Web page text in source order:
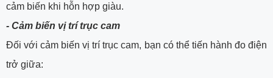
cảm biến khi hỗn hợp giàu.
- Cảm biến vị trí trục cam
Đối với cảm biến vị trí trục cam, bạn có thể tiến hành đo điện
trở giữa: